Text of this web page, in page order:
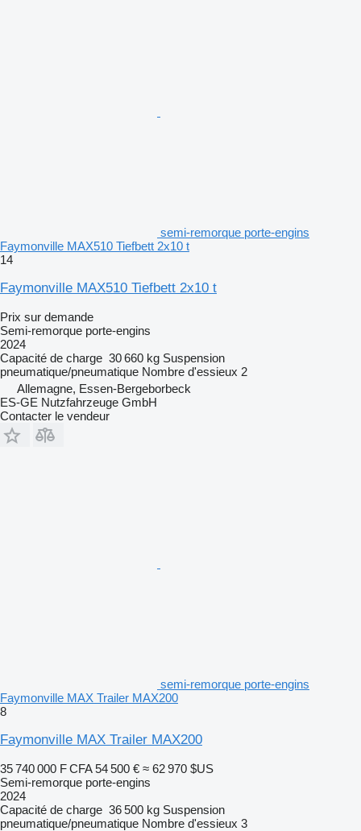
semi-remorque porte-engins
Faymonville MAX510 Tiefbett 2x10 t
14
Faymonville MAX510 Tiefbett 2x10 t
Prix sur demande
Semi-remorque porte-engins
2024
Capacité de charge 30 660 kg Suspension
pneumatique/pneumatique Nombre d'essieux 2
Allemagne, Essen-Bergeborbeck
ES-GE Nutzfahrzeuge GmbH
Contacter le vendeur
semi-remorque porte-engins
Faymonville MAX Trailer MAX200
8
Faymonville MAX Trailer MAX200
35 740 000 F CFA 54 500 € ≈ 62 970 $US
Semi-remorque porte-engins
2024
Capacité de charge 36 500 kg Suspension
pneumatique/pneumatique Nombre d'essieux 3